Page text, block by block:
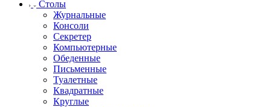
Столы
Журнальные
Консоли
Секретер
Компьютерные
Обеденные
Письменные
Туалетные
Квадратные
Круглые